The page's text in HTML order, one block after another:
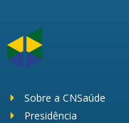
Sobre a CNSaúde
Presidência